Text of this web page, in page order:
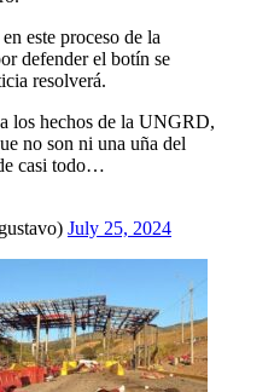
este proceso de la
defender el botín se
resolverá.
los hechos de la UNGRD,
no son ni una uña del
casi todo…
July 25, 2024